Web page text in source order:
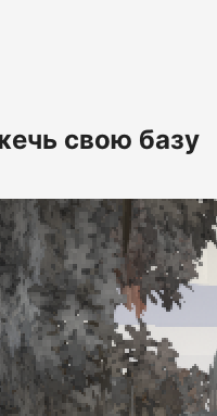
свою базу